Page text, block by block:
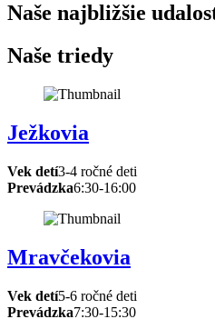
Naše najbližšie
Naše triedy
Ježkovia
Vek detí3-4 ročné deti
Prevádzka6:30-16:00
Mravčekovia
Vek detí5-6 ročné deti
Prevádzka7:30-15:30